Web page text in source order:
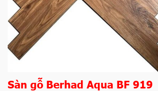
Sàn gỗ Berhad Aqua BF 919